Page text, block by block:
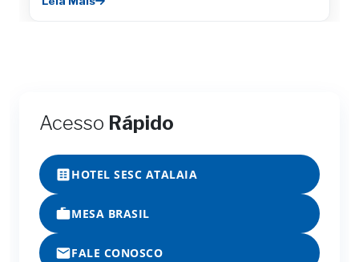
Acesso Rápido
HOTEL SESC ATALAIA
MESA BRASIL
FALE CONOSCO